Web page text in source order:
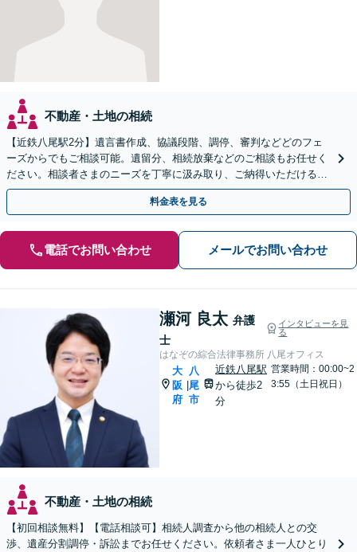
不動産・土地の相続
【近鉄八尾駅2分】遺言書作成、協議段階、調停、審判などどのフェ
ーズからでもご相談可能。遺留分、相続放棄などのご相談もお任せく
ださい。相談者さまのニーズを丁寧に汲み取り、ご納得いただける解
決を実現できるよう尽力します【夜間・休日相談OK】
料金表を見る
電話でお問い合わせ メールでお問い合わせ
瀬河 良太 弁護
士
インタビューを見
る
はなぞの綜合法律事務所 八尾オフィス
大
阪
府
八
尾
市
近鉄八尾駅
から徒歩2
分
営業時間：00:00~2
3:55（土日祝日）
不動産・土地の相続
【初回相談無料】【電話相談可】相続人調査から他の相続人との交
渉、遺産分割調停・訴訟までお任せください。依頼者さま一人ひとり